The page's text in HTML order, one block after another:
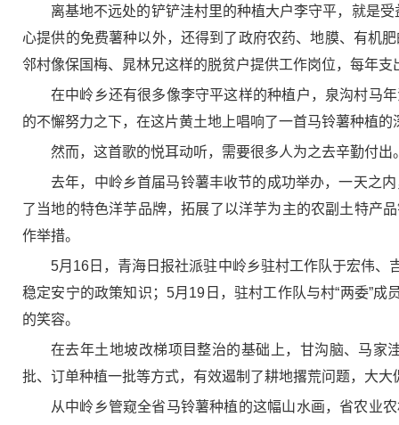
离基地不远处的铲铲洼村里的种植大户李守平，就是
心提供的免费薯种以外，还得到了政府农药、地膜、有机
邻村像保国梅、晁林兄这样的脱贫户提供工作岗位，每年
在中岭乡还有很多像李守平这样的种植户，泉沟村马
的不懈努力之下，在这片黄土地上唱响了一首马铃薯种植的
然而，这首歌的悦耳动听，需要很多人为之去辛勤付
去年，中岭乡首届马铃薯丰收节的成功举办，一天之
了当地的特色洋芋品牌，拓展了以洋芋为主的农副土特产
作举措。
5月16日，青海日报社派驻中岭乡驻村工作队于宏伟
稳定安宁的政策知识；5月19日，驻村工作队与村“两委”
的笑容。
在去年土地坡改梯项目整治的基础上，甘沟脑、马家
批、订单种植一批等方式，有效遏制了耕地撂荒问题，大
从中岭乡管窥全省马铃薯种植的这幅山水画，省农业